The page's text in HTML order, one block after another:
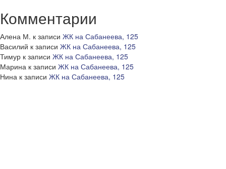
Комментарии
Алена М. к записи ЖК на Сабанеева, 125
Василий к записи ЖК на Сабанеева, 125
Тимур к записи ЖК на Сабанеева, 125
Марина к записи ЖК на Сабанеева, 125
Нина к записи ЖК на Сабанеева, 125